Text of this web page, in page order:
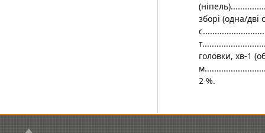
зборі (одна/дві
головки, хв-1
2 %.